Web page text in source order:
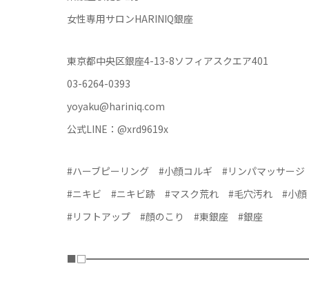
女性専用サロンHARINIQ銀座
東京都中央区銀座4-13-8ソフィアスクエア401
03-6264-0393
yoyaku@hariniq.com
公式LINE：@xrd9619x
#ハーブピーリング #小顔コルギ #リンパマッサー
#ニキビ #ニキビ跡 #マスク荒れ #毛穴汚れ #小
#リフトアップ #顔のこり #東銀座 #銀座